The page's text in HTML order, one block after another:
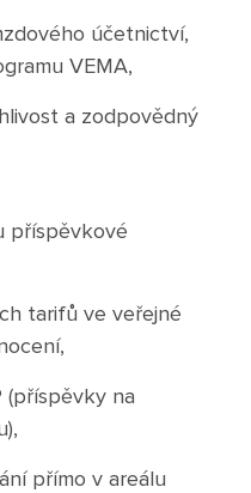
účetnictví,
VEMA,
a zodpovědný
ve veřejné
na
přímo v areálu